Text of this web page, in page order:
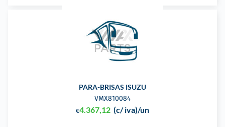
PARA-BRISAS ISUZU
VMX810084
€4.367,12 (c/ iva)/un